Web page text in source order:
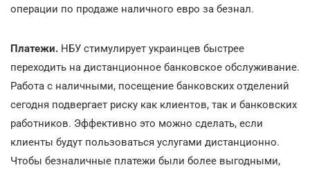
операции по продаже наличного евро за безнал.
Платежи. НБУ стимулирует украинцев быстрее
переходить на дистанционное банковское обслуживание.
Работа с наличными, посещение банковских отделений
сегодня подвергает риску как клиентов, так и банковских
работников. Эффективно это можно сделать, если
клиенты будут пользоваться услугами дистанционно.
Чтобы безналичные платежи были более выгодными,